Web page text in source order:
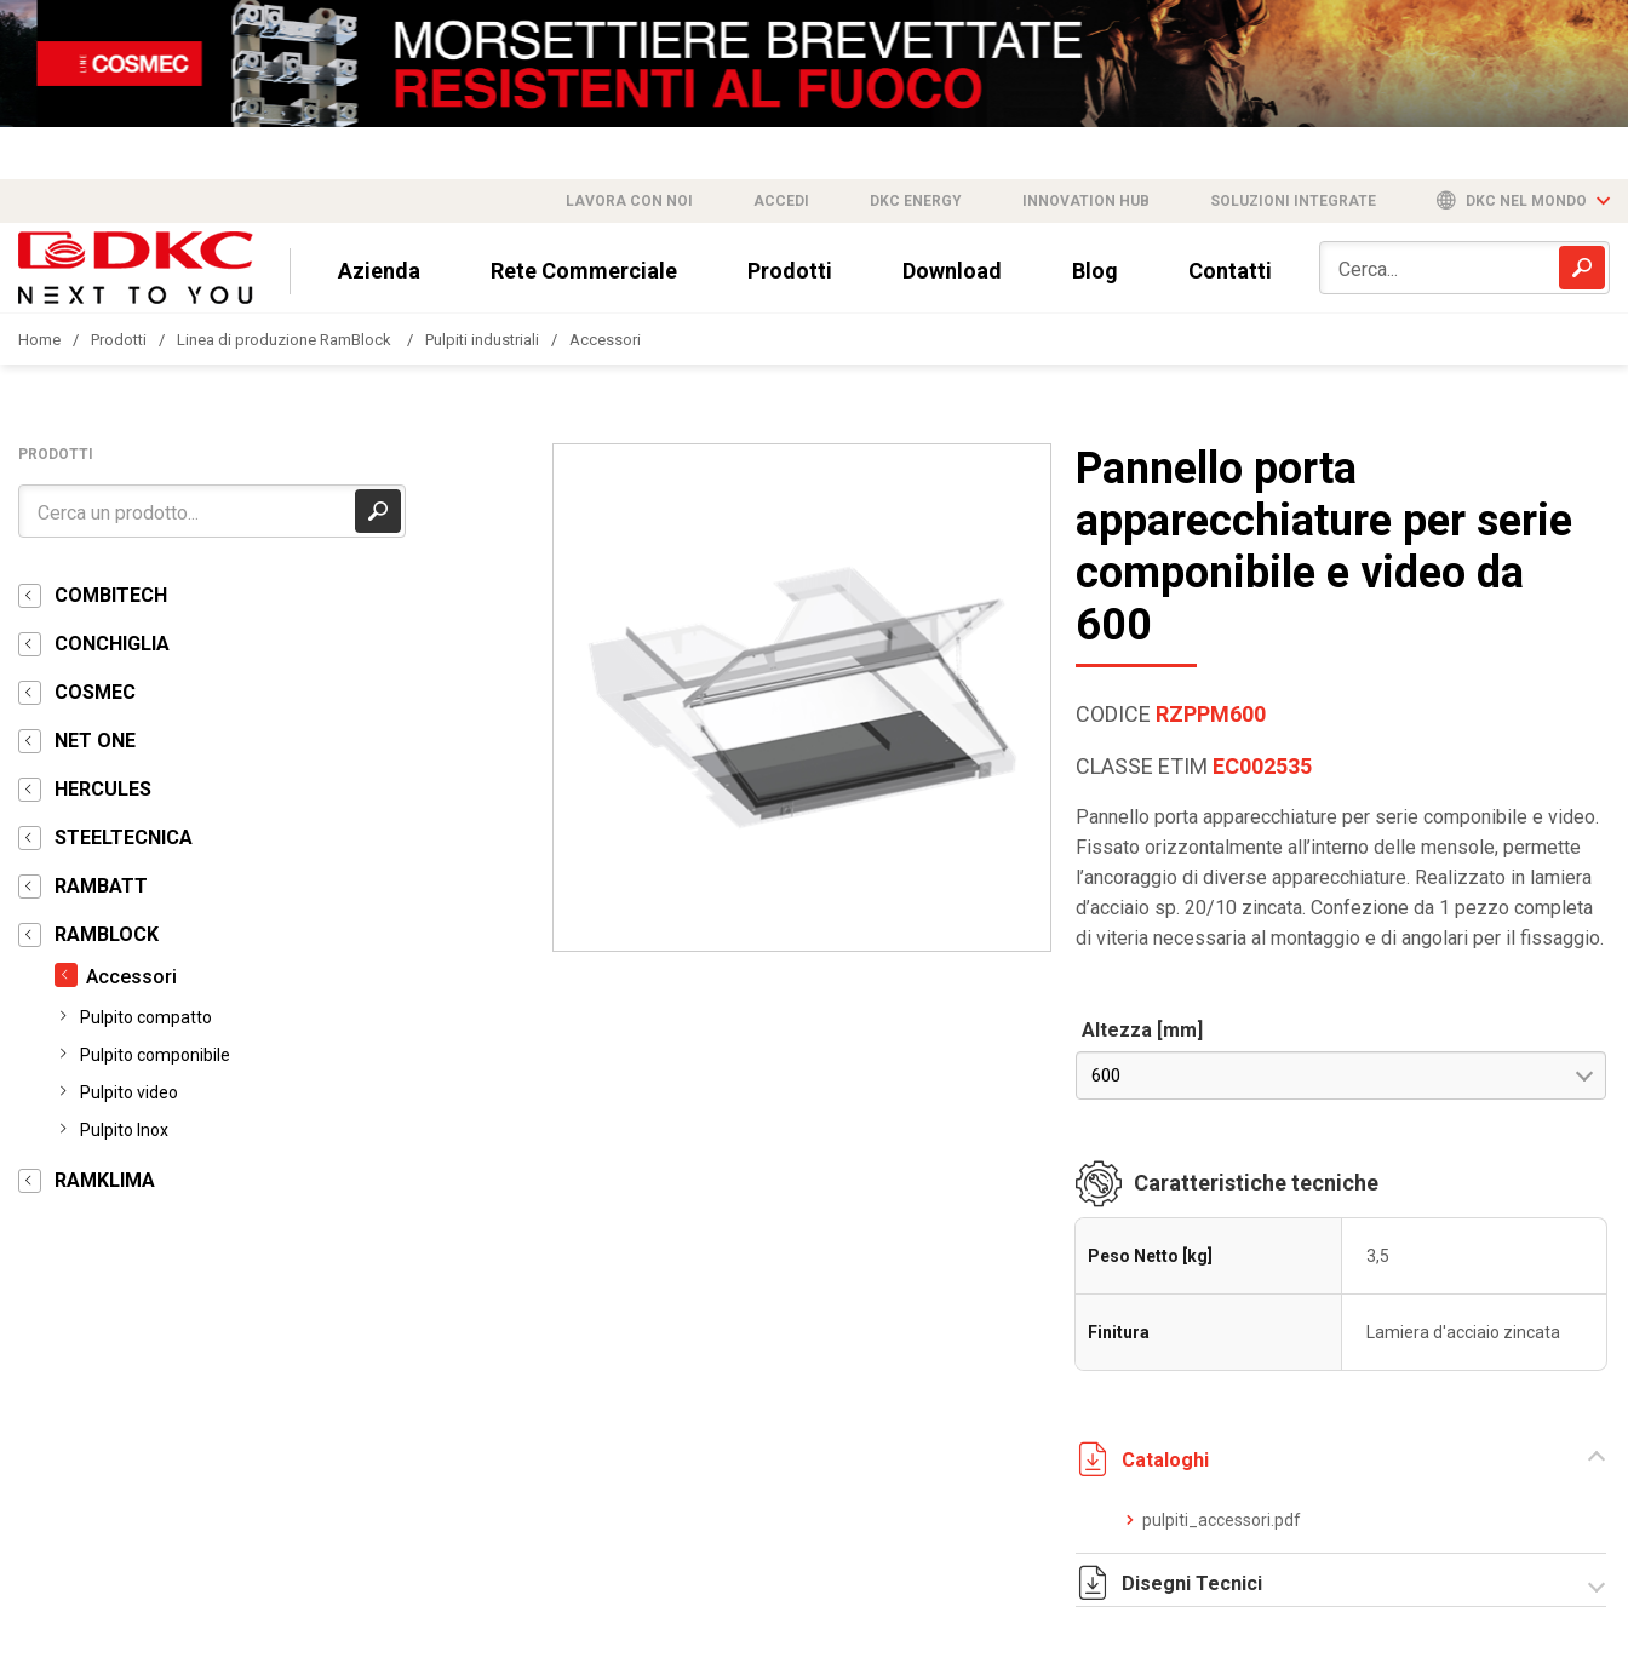
LAVORA CON NOI ACCEDI DKC ENERGY INNOVATION HUB SOLUZIONI INTEGRATE DKC NEL MONDO
Azienda Rete Commerciale Prodotti Download Blog Contatti
Home Prodotti Linea di produzione RamBlock Pulpiti industriali Accessori
PRODOTTI
COMBITECH
CONCHIGLIA
COSMEC
NET ONE
HERCULES
STEELTECNICA
RAMBATT
RAMBLOCK
Accessori
Pulpito compatto
Pulpito componibile
Pulpito video
Pulpito Inox
RAMKLIMA
Pannello porta
apparecchiature per serie
componibile e video da
600
CODICE RZPPM600
CLASSE ETIM EC002535
Pannello porta apparecchiature per serie componibile e video.
Fissato orizzontalmente all’interno delle mensole, permette
l’ancoraggio di diverse apparecchiature. Realizzato in lamiera
d’acciaio sp. 20/10 zincata. Confezione da 1 pezzo completa
di viteria necessaria al montaggio e di angolari per il fissaggio.
Altezza [mm]
600
Caratteristiche tecniche
Peso Netto [kg] 3,5
Finitura Lamiera d'acciaio zincata
Cataloghi
pulpiti_accessori.pdf
Disegni Tecnici